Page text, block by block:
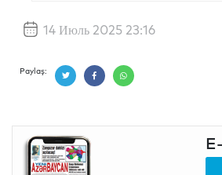
14 Июль 2025 23:16
Paylaş: